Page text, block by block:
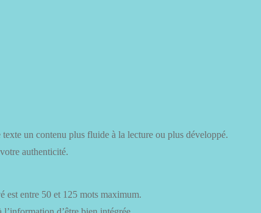
un contenu plus fluide à la lecture ou plus développé.
authenticité.
est entre 50 et 125 mots maximum.